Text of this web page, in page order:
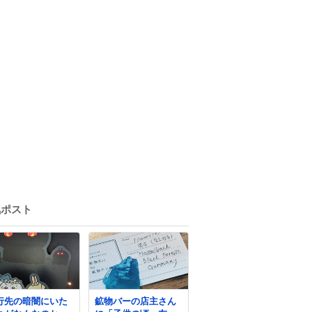
スト
先の暗闇にいた
鉱物バーの店主さん